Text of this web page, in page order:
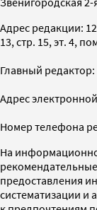
Адрес редакции:
13, стр. 15, эт. 4,
Главный
Адрес
Номер телефона
На
предоставления
систематизации и